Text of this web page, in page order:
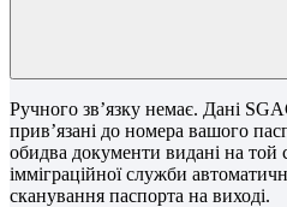
Ручного зв’язку немає. Дані
прив’язані до номера вашого
обидва документи видані на той
імміграційної служби
сканування паспорта на виході.